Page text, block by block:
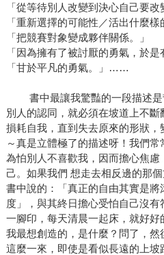
「從等待別人改變到決心自己要改
「重新選擇的可能性／活出什麼
「把競賽對象變成夥伴關係。」
「因為擁有了被討厭的勇氣，於是
「甘於平凡的勇氣。」……
書中最讓我驚豔的一段描述是
別人的認同，就必須在坡道上不
損耗自我，直到失去原來的形狀
～真是立體極了的描述呀！我們
為怕別人不喜歡我，因而擔心焦慮
己。如果我們 想走去相反邊的那
書中說的：「真正的自由其實是
度」，與其終日擔心受怕自己沒
一腳印，每天清晨一起床，就好好
我最想創造的，是什麼？問了，然
這麼一來，即使是看似長遠的上坡